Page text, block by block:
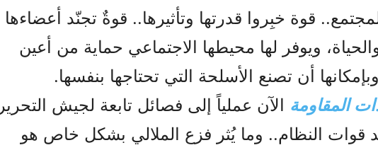
قوة خبِروا قدرتها وتأثيرها.. قوةٌ تجنّد أعضاءها
ويوفر لها محيطها الاجتماعي حماية من أعين
أن تصنع الأسلحة التي تحتاجها بنفسها.
المقاومة الآن عملياً إلى فصائل تابعة لجيش التحرير
قوات النظام.. وما يُثر فزع الملالي بشكل خاص هو